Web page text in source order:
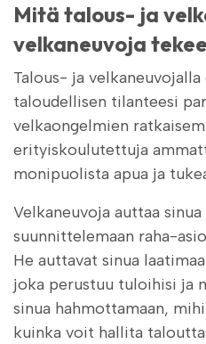
Mitä talous- ja
velkaneuvoja
Talous- ja
taloudellisen tilanteesi
velkaongelmien
erityiskoulutettuja
monipuolista apua ja
Velkaneuvoja auttaa
suunnittelemaan raha-
He auttavat sinua
joka perustuu tuloihisi ja
sinua hahmottamaan,
kuinka voit hallita